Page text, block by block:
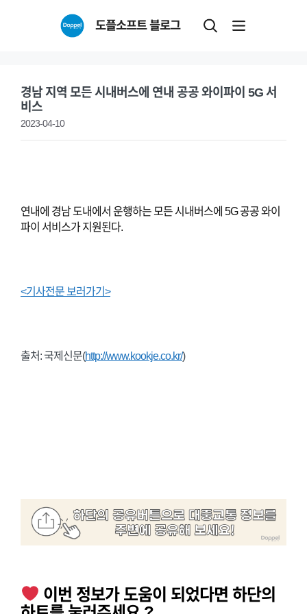
도플소프트 블로그
경남 지역 모든 시내버스에 연내 공공 와이파이 5G 서
비스
2023-04-10
연내에 경남 도내에서 운행하는 모든 시내버스에 5G 공공 와이
파이 서비스가 지원된다.
<기사전문 보러가기>
출처: 국제신문(http://www.kookje.co.kr/)
이번 정보가 도움이 되었다면 하단의